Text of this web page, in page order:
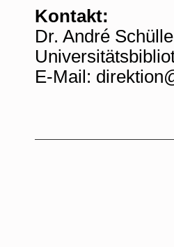
Kontakt:
Dr. André
E-Mail: